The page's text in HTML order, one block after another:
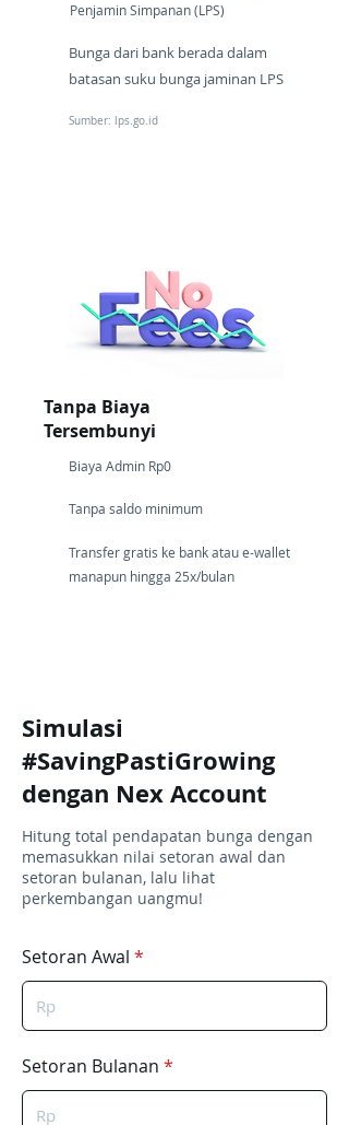
Penjamin Simpanan (LPS)
Bunga dari bank berada dalam
batasan suku bunga jaminan LPS
Sumber: lps.go.id
Tanpa Biaya
Tersembunyi
Biaya Admin Rp0
Tanpa saldo minimum
Transfer gratis ke bank atau e-wallet
manapun hingga 25x/bulan
Simulasi
#SavingPastiGrowing
dengan Nex Account
Hitung total pendapatan bunga dengan
memasukkan nilai setoran awal dan
setoran bulanan, lalu lihat
perkembangan uangmu!
Setoran Awal
Setoran Bulanan